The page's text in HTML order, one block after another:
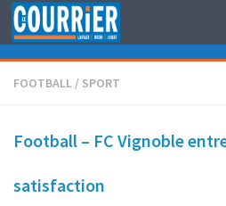
Au dessous du contenu
FOOTBALL / SPORT
Football – FC Vignoble
satisfaction